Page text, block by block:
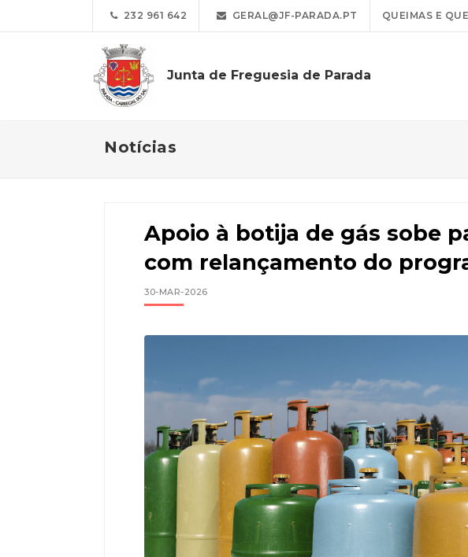
232 961 642 GERAL@JF-PARADA.PT QUEIMAS E
Junta de Freguesia de Parada
Notícias
Apoio à botija de gás sobe
com relançamento do
30-MAR-2026